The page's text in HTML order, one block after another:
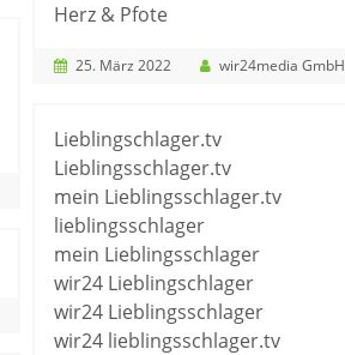
Herz & Pfote
25. März 2022 wir24media GmbH
Lieblingschlager.tv
Lieblingsschlager.tv
mein Lieblingsschlager.tv
lieblingsschlager
mein Lieblingsschlager
wir24 Lieblingschlager
wir24 Lieblingsschlager
wir24 lieblingsschlager.tv